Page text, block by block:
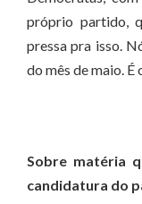
próprio partido,
pressa pra isso.
do mês de maio. É
Sobre matéria
candidatura do